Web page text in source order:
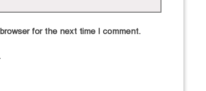
for the next time I comment.